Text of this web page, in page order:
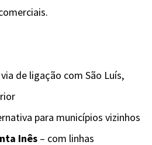
de ligação com São Luís,
para municípios vizinhos
Inês – com linhas